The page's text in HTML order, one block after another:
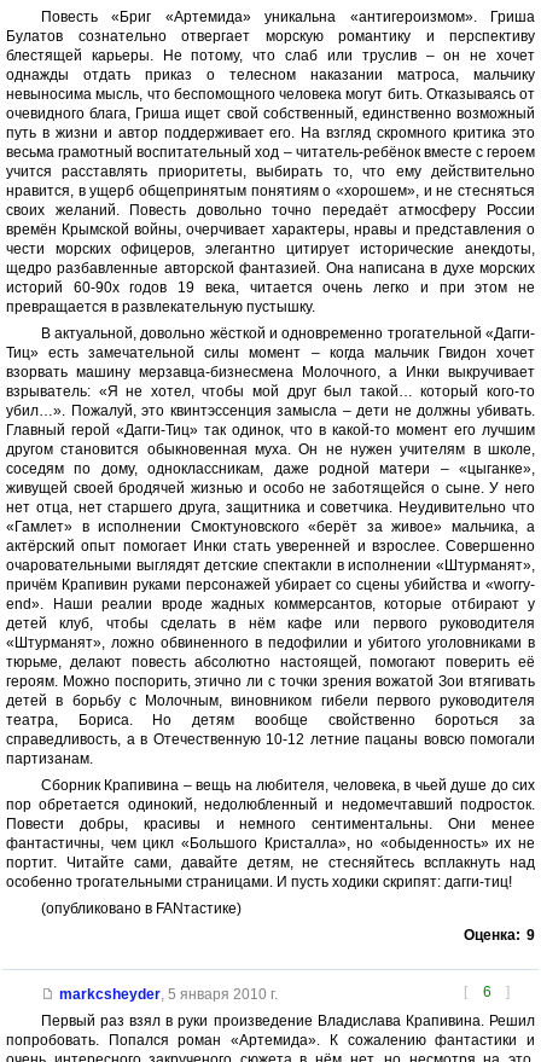
Повесть «Бриг «Артемида» уникальна «антигероизмом». Гриша
Булатов сознательно отвергает морскую романтику и перспективу
блестящей карьеры. Не потому, что слаб или труслив – он не хочет
однажды отдать приказ о телесном наказании матроса, мальчику
невыносима мысль, что беспомощного человека могут бить. Отказываясь от
очевидного блага, Гриша ищет свой собственный, единственно возможный
путь в жизни и автор поддерживает его. На взгляд скромного критика это
весьма грамотный воспитательный ход – читатель-ребёнок вместе с героем
учится расставлять приоритеты, выбирать то, что ему действительно
нравится, в ущерб общепринятым понятиям о «хорошем», и не стесняться
своих желаний. Повесть довольно точно передаёт атмосферу России
времён Крымской войны, очерчивает характеры, нравы и представления о
чести морских офицеров, элегантно цитирует исторические анекдоты,
щедро разбавленные авторской фантазией. Она написана в духе морских
историй 60-90х годов 19 века, читается очень легко и при этом не
превращается в развлекательную пустышку.
В актуальной, довольно жёсткой и одновременно трогательной «Дагги-
Тиц» есть замечательной силы момент – когда мальчик Гвидон хочет
взорвать машину мерзавца-бизнесмена Молочного, а Инки выкручивает
взрыватель: «Я не хотел, чтобы мой друг был такой… который кого-то
убил…». Пожалуй, это квинтэссенция замысла – дети не должны убивать.
Главный герой «Дагги-Тиц» так одинок, что в какой-то момент его лучшим
другом становится обыкновенная муха. Он не нужен учителям в школе,
соседям по дому, одноклассникам, даже родной матери – «цыганке»,
живущей своей бродячей жизнью и особо не заботящейся о сыне. У него
нет отца, нет старшего друга, защитника и советчика. Неудивительно что
«Гамлет» в исполнении Смоктуновского «берёт за живое» мальчика, а
актёрский опыт помогает Инки стать уверенней и взрослее. Совершенно
очаровательными выглядят детские спектакли в исполнении «Штурманят»,
причём Крапивин руками персонажей убирает со сцены убийства и «worry-
end». Наши реалии вроде жадных коммерсантов, которые отбирают у
детей клуб, чтобы сделать в нём кафе или первого руководителя
«Штурманят», ложно обвиненного в педофилии и убитого уголовниками в
тюрьме, делают повесть абсолютно настоящей, помогают поверить её
героям. Можно поспорить, этично ли с точки зрения вожатой Зои втягивать
детей в борьбу с Молочным, виновником гибели первого руководителя
театра, Бориса. Но детям вообще свойственно бороться за
справедливость, а в Отечественную 10-12 летние пацаны вовсю помогали
партизанам.
Сборник Крапивина – вещь на любителя, человека, в чьей душе до сих
пор обретается одинокий, недолюбленный и недомечтавший подросток.
Повести добры, красивы и немного сентиментальны. Они менее
фантастичны, чем цикл «Большого Кристалла», но «обыденность» их не
портит. Читайте сами, давайте детям, не стесняйтесь всплакнуть над
особенно трогательными страницами. И пусть ходики скрипят: дагги-тиц!
(опубликовано в FANтастике)
Оценка: 9
[ 6 ]
markcsheyder, 5 января 2010 г.
Первый раз взял в руки произведение Владислава Крапивина. Решил
попробовать. Попался роман «Артемида». К сожалению фантастики и